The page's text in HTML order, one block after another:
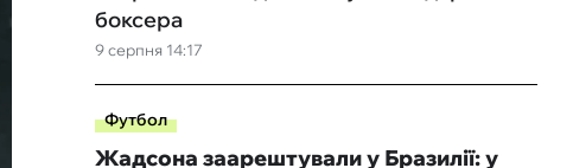
9 серпня 14:17
боксера
Футбол
Жадсона заарештували у Бразилії: у